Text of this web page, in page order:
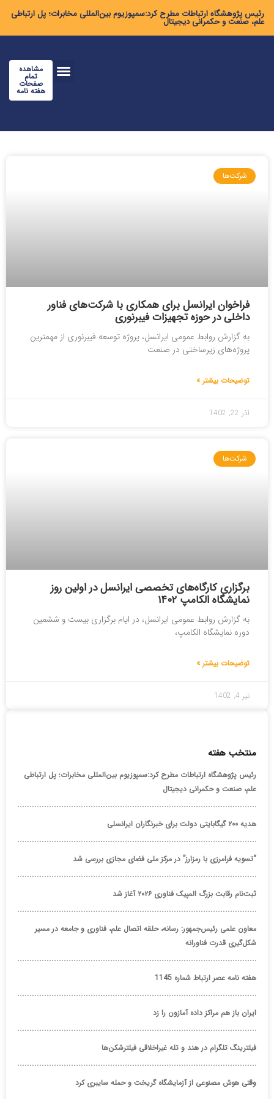
رئیس پژوهشگاه ارتباطات مطرح کرد:سمپوزیوم بین‌المللی مخابرات؛ پل ارتباطی
علم، صنعت و حکمرانی دیجیتال
مشاهده
تمام
صفحات
هفته نامه
شرکت‌ها
فراخوان ایرانسل برای همکاری با شرکت‌های فناور
داخلی در حوزه تجهیزات فیبرنوری
به گزارش روابط عمومی ایرانسل، پروژه توسعه فیبرنوری از مهمترین
پروژه‌های زیرساختی در صنعت
توضیحات بیشتر »
آذر 22, 1402
شرکت‌ها
برگزاری کارگاه‌های تخصصی ایرانسل در اولین روز
نمایشگاه الکامپ ۱۴۰۲
به گزارش روابط عمومی ایرانسل، در ایام برگزاری بیست و ششمین
دوره نمایشگاه الکامپ،
توضیحات بیشتر »
تیر 4, 1402
منتخب هفته
رئیس پژوهشگاه ارتباطات مطرح کرد:سمپوزیوم بین‌المللی مخابرات؛ پل ارتباطی
علم، صنعت و حکمرانی دیجیتال
هدیه ۲۰۰ گیگابایتی دولت برای خبرنگاران ایرانسلی
“تسویه فرامرزی با رمزارز” در مرکز ملی فضای مجازی بررسی شد
ثبت‌نام رقابت بزرگ المپیک فناوری ۲۰۲۶ آغاز شد
معاون علمی رئیس‌جمهور: رسانه، حلقه اتصال علم، فناوری و جامعه در مسیر
شکل‌گیری قدرت فناورانه
هفته نامه عصر ارتباط شماره 1145
ایران باز هم مراکز داده آمازون را زد
فیلترینگ تلگرام در هند و تله غیراخلاقی فیلترشکن‌ها
وقتی هوش مصنوعی از آزمایشگاه گریخت و حمله سایبری کرد